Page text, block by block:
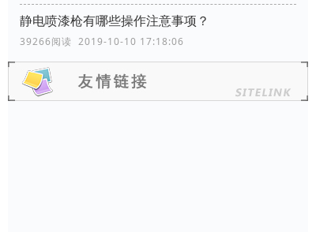
静电喷漆枪有哪些操作注意事项？
39266阅读 2019-10-10 17:18:06